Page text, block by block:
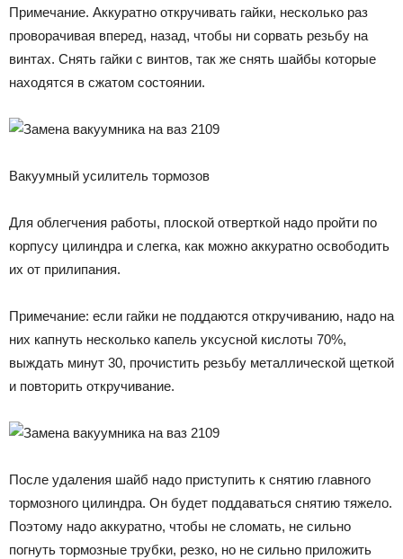
Примечание. Аккуратно откручивать гайки, несколько раз
проворачивая вперед, назад, чтобы ни сорвать резьбу на
винтах. Снять гайки с винтов, так же снять шайбы которые
находятся в сжатом состоянии.
Вакуумный усилитель тормозов
Для облегчения работы, плоской отверткой надо пройти по
корпусу цилиндра и слегка, как можно аккуратно освободить
их от прилипания.
Примечание: если гайки не поддаются откручиванию, надо на
них капнуть несколько капель уксусной кислоты 70%,
выждать минут 30, прочистить резьбу металлической щеткой
и повторить откручивание.
После удаления шайб надо приступить к снятию главного
тормозного цилиндра. Он будет поддаваться снятию тяжело.
Поэтому надо аккуратно, чтобы не сломать, не сильно
погнуть тормозные трубки, резко, но не сильно приложить